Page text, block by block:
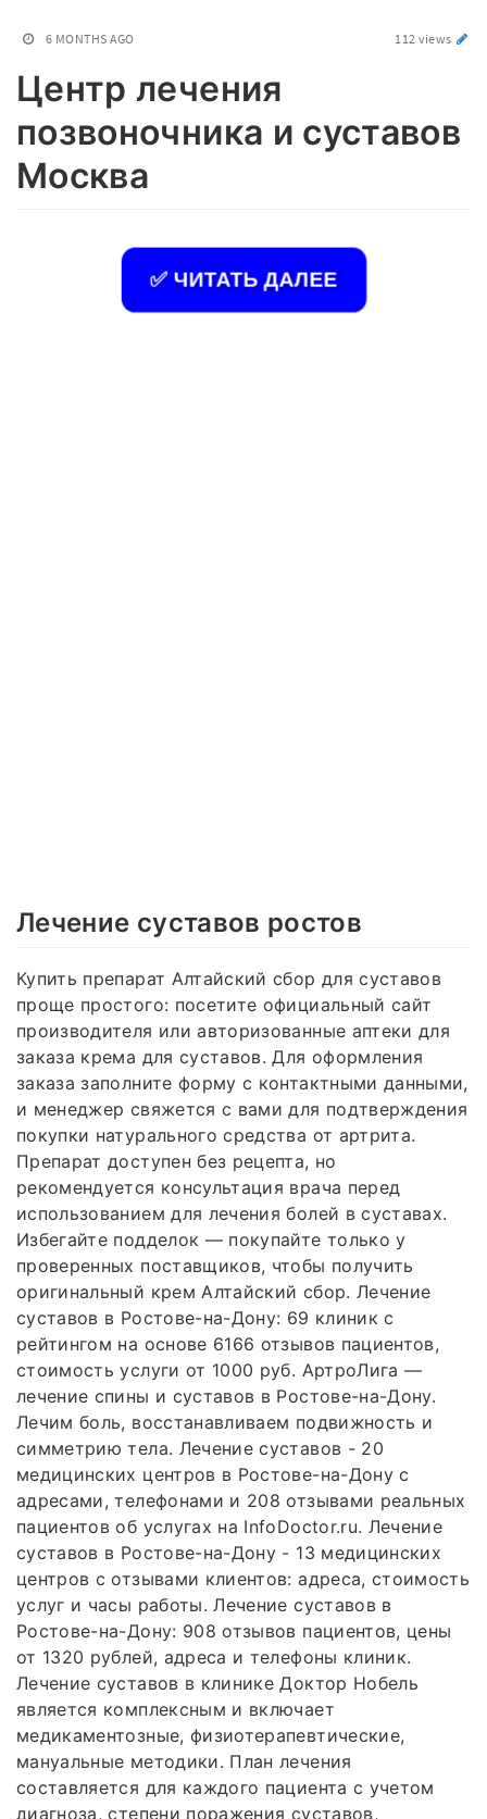
6 MONTHS AGO 112 views
Центр лечения
позвоночника и суставов
Москва
✅ ЧИТАТЬ ДАЛЕЕ
Лечение суставов ростов
Купить препарат Алтайский сбор для суставов
проще простого: посетите официальный сайт
производителя или авторизованные аптеки для
заказа крема для суставов. Для оформления
заказа заполните форму с контактными данными,
и менеджер свяжется с вами для подтверждения
покупки натурального средства от артрита.
Препарат доступен без рецепта, но
рекомендуется консультация врача перед
использованием для лечения болей в суставах.
Избегайте подделок — покупайте только у
проверенных поставщиков, чтобы получить
оригинальный крем Алтайский сбор. Лечение
суставов в Ростове-на-Дону: 69 клиник с
рейтингом на основе 6166 отзывов пациентов,
стоимость услуги от 1000 руб. АртроЛига —
лечение спины и суставов в Ростове-на-Дону.
Лечим боль, восстанавливаем подвижность и
симметрию тела. Лечение суставов - 20
медицинских центров в Ростове-на-Дону с
адресами, телефонами и 208 отзывами реальных
пациентов об услугах на InfoDoctor.ru. Лечение
суставов в Ростове-на-Дону - 13 медицинских
центров с отзывами клиентов: адреса, стоимость
услуг и часы работы. Лечение суставов в
Ростове-на-Дону: 908 отзывов пациентов, цены
от 1320 рублей, адреса и телефоны клиник.
Лечение суставов в клинике Доктор Нобель
является комплексным и включает
медикаментозные, физиотерапевтические,
мануальные методики. План лечения
составляется для каждого пациента с учетом
диагноза, степени поражения суставов,